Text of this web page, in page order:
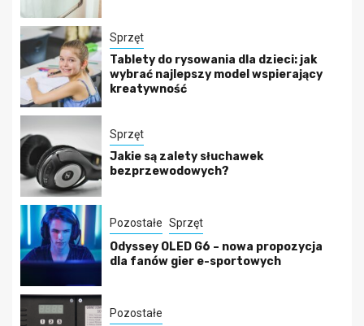
Sprzęt
Tablety do rysowania dla dzieci: jak
wybrać najlepszy model wspierający
kreatywność
Sprzęt
Jakie są zalety słuchawek
bezprzewodowych?
Pozostałe Sprzęt
Odyssey OLED G6 – nowa propozycja
dla fanów gier e-sportowych
Pozostałe